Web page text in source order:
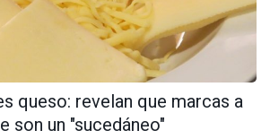
queso: revelan que marcas a
son un "sucedáneo"